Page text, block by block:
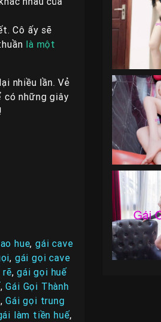
Cô ấy sẽ
là một
nhiều lần. Vẻ
có những giây
hue,gái cave
, gái gọi cave
rẽ,gái gọi huế
,Gái Gọi Thành
,Gái gọi trung
làm tiền huế,